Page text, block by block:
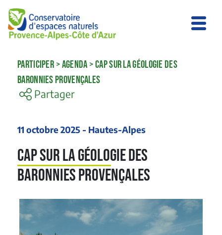
PARTICIPER >AGENDA >CAP SUR LA GÉOLOGIE DES
BARONNIES PROVENÇALES
Partager
11 octobre 2025 - Hautes-Alpes
Cap sur la géologie des
Baronnies provençales